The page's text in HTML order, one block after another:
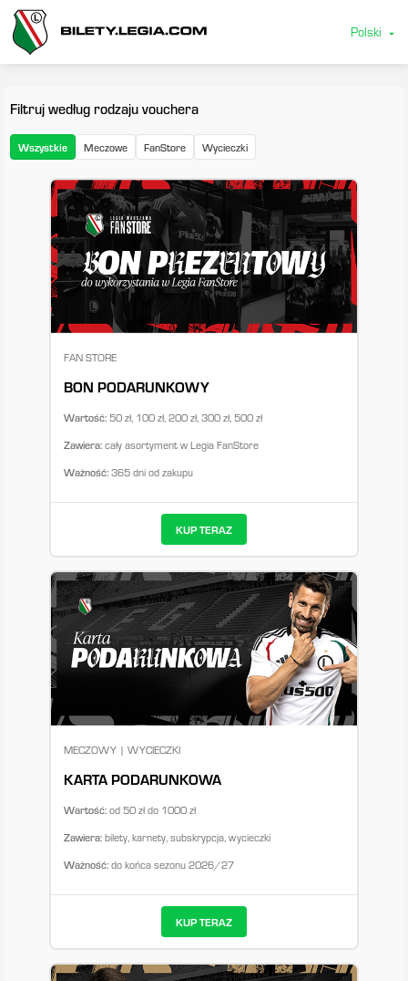
Polski arrow_drop_down
Filtruj według rodzaju vouchera
Wszystkie Meczowe FanStore Wycieczki
FAN STORE
BON PODARUNKOWY
Wartość:50 zł, 100 zł, 200 zł, 300 zł, 500 zł
Zawiera:cały asortyment w Legia FanStore
Ważność:365 dni od zakupu
KUP TERAZ
MECZOWY | WYCIECZKI
KARTA PODARUNKOWA
Wartość:od 50 zł do 1000 zł
Zawiera:bilety, karnety, subskrypcja, wycieczki
Ważność:do końca sezonu 2026/27
KUP TERAZ